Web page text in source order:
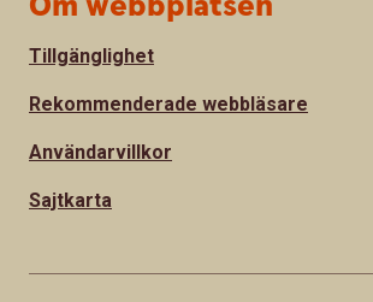
Tillgänglighet
Rekommenderade webbläsare
Användarvillkor
Sajtkarta